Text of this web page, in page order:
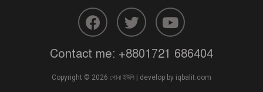
Contact me: +8801721 686404
Copyright © 2026 গোনা ইউপি | develop by iqbalit.com